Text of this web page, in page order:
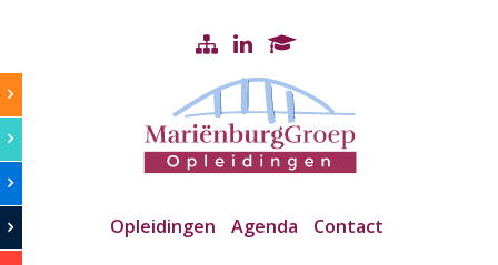
Opleidingen Agenda Contact